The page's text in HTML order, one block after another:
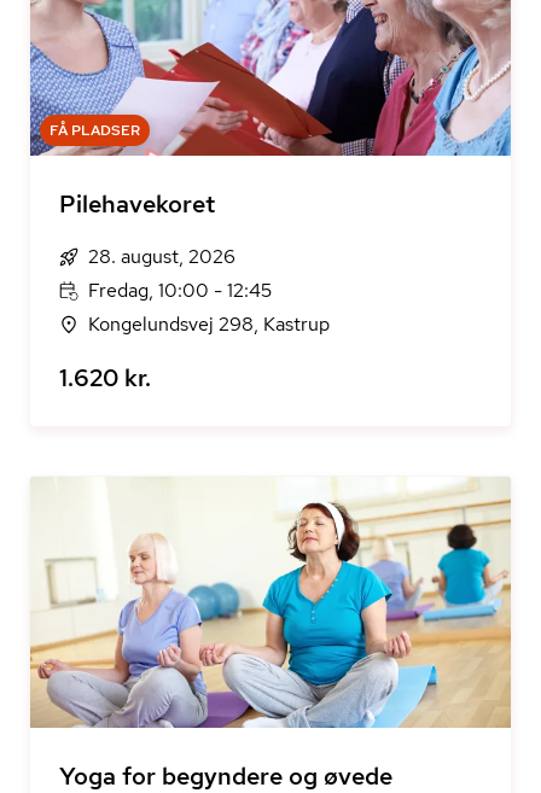
FÅ PLADSER
Pilehavekoret
28. august, 2026
Fredag, 10:00 - 12:45
Kongelundsvej 298, Kastrup
1.620 kr.
Yoga for begyndere og øvede